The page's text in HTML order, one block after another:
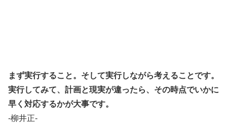
まず実行すること。そして実行しながら考えることです。
実行してみて、計画と現実が違ったら、その時点でいかに
早く対応するかが大事です。
-柳井正-